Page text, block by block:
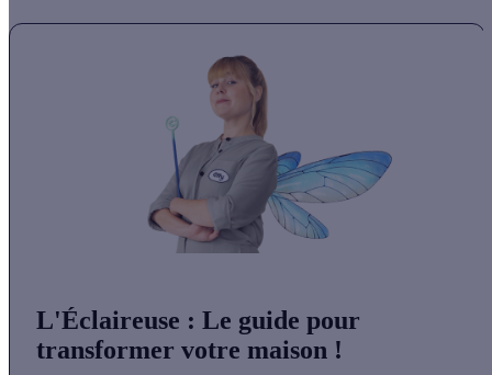
L'Éclaireuse : Le guide pour
transformer votre maison !